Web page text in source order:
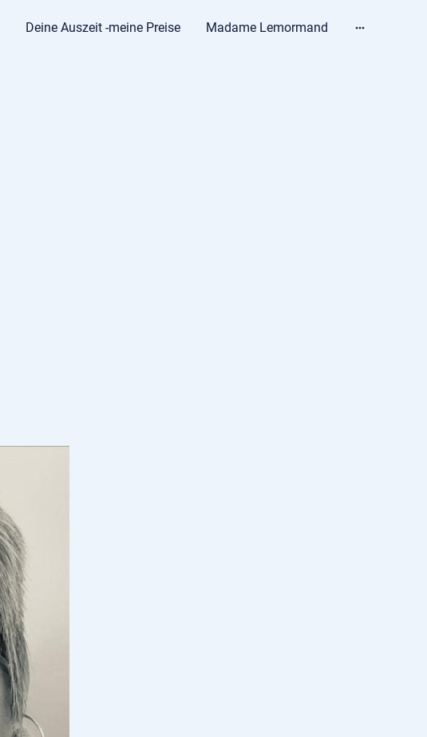
Deine Auszeit -meine Preise Madame Lemormand